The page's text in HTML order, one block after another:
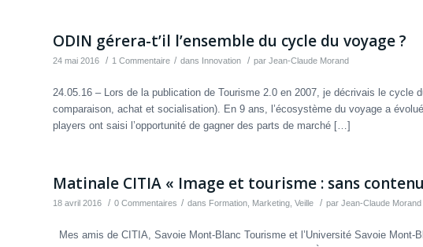
ODIN gérera-t’il l’ensemble du cycle du voyage ?
24 mai 2016 / 1 Commentaire / dans Innovation / par Jean-Claude Morand
24.05.16 – Lors de la publication de Tourisme 2.0 en 2007, je décrivais le cycle
comparaison, achat et socialisation). En 9 ans, l’écosystème du voyage a
players ont saisi l’opportunité de gagner des parts de marché […]
Matinale CITIA « Image et tourisme : sans
18 avril 2016 / 0 Commentaires / dans Formation Marketing Veille / par Jean-Claude Morand
Mes amis de CITIA, Savoie Mont-Blanc Tourisme et l’Université Savoie